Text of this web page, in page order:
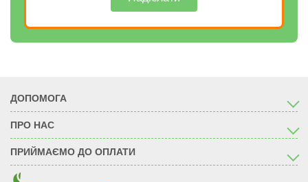
ДОПОМОГА
ПРО НАС
ПРИЙМАЄМО ДО ОПЛАТИ